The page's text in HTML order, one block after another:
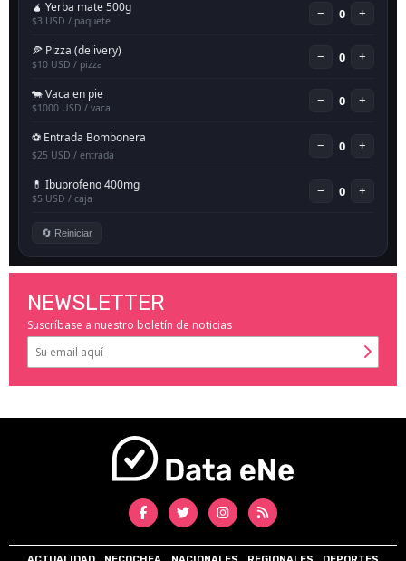
NEWSLETTER
Suscríbase a nuestro boletín de noticias